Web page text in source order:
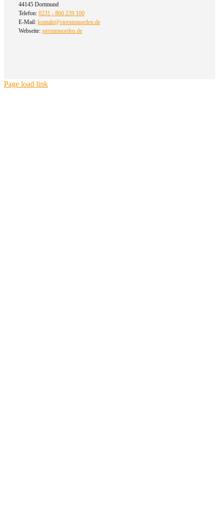
44145 Dortmund
Telefon: 0231 - 860 239 100
E-Mail: kontakt@sternimnorden.de
Webseite: sternimnorden.de
Page load link